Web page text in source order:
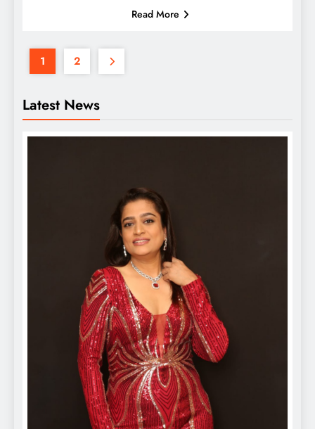
Latest News
Read More
1 2